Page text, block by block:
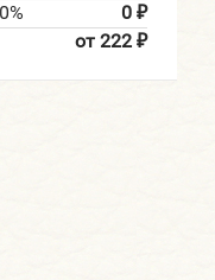
0 ₽
от 222 ₽